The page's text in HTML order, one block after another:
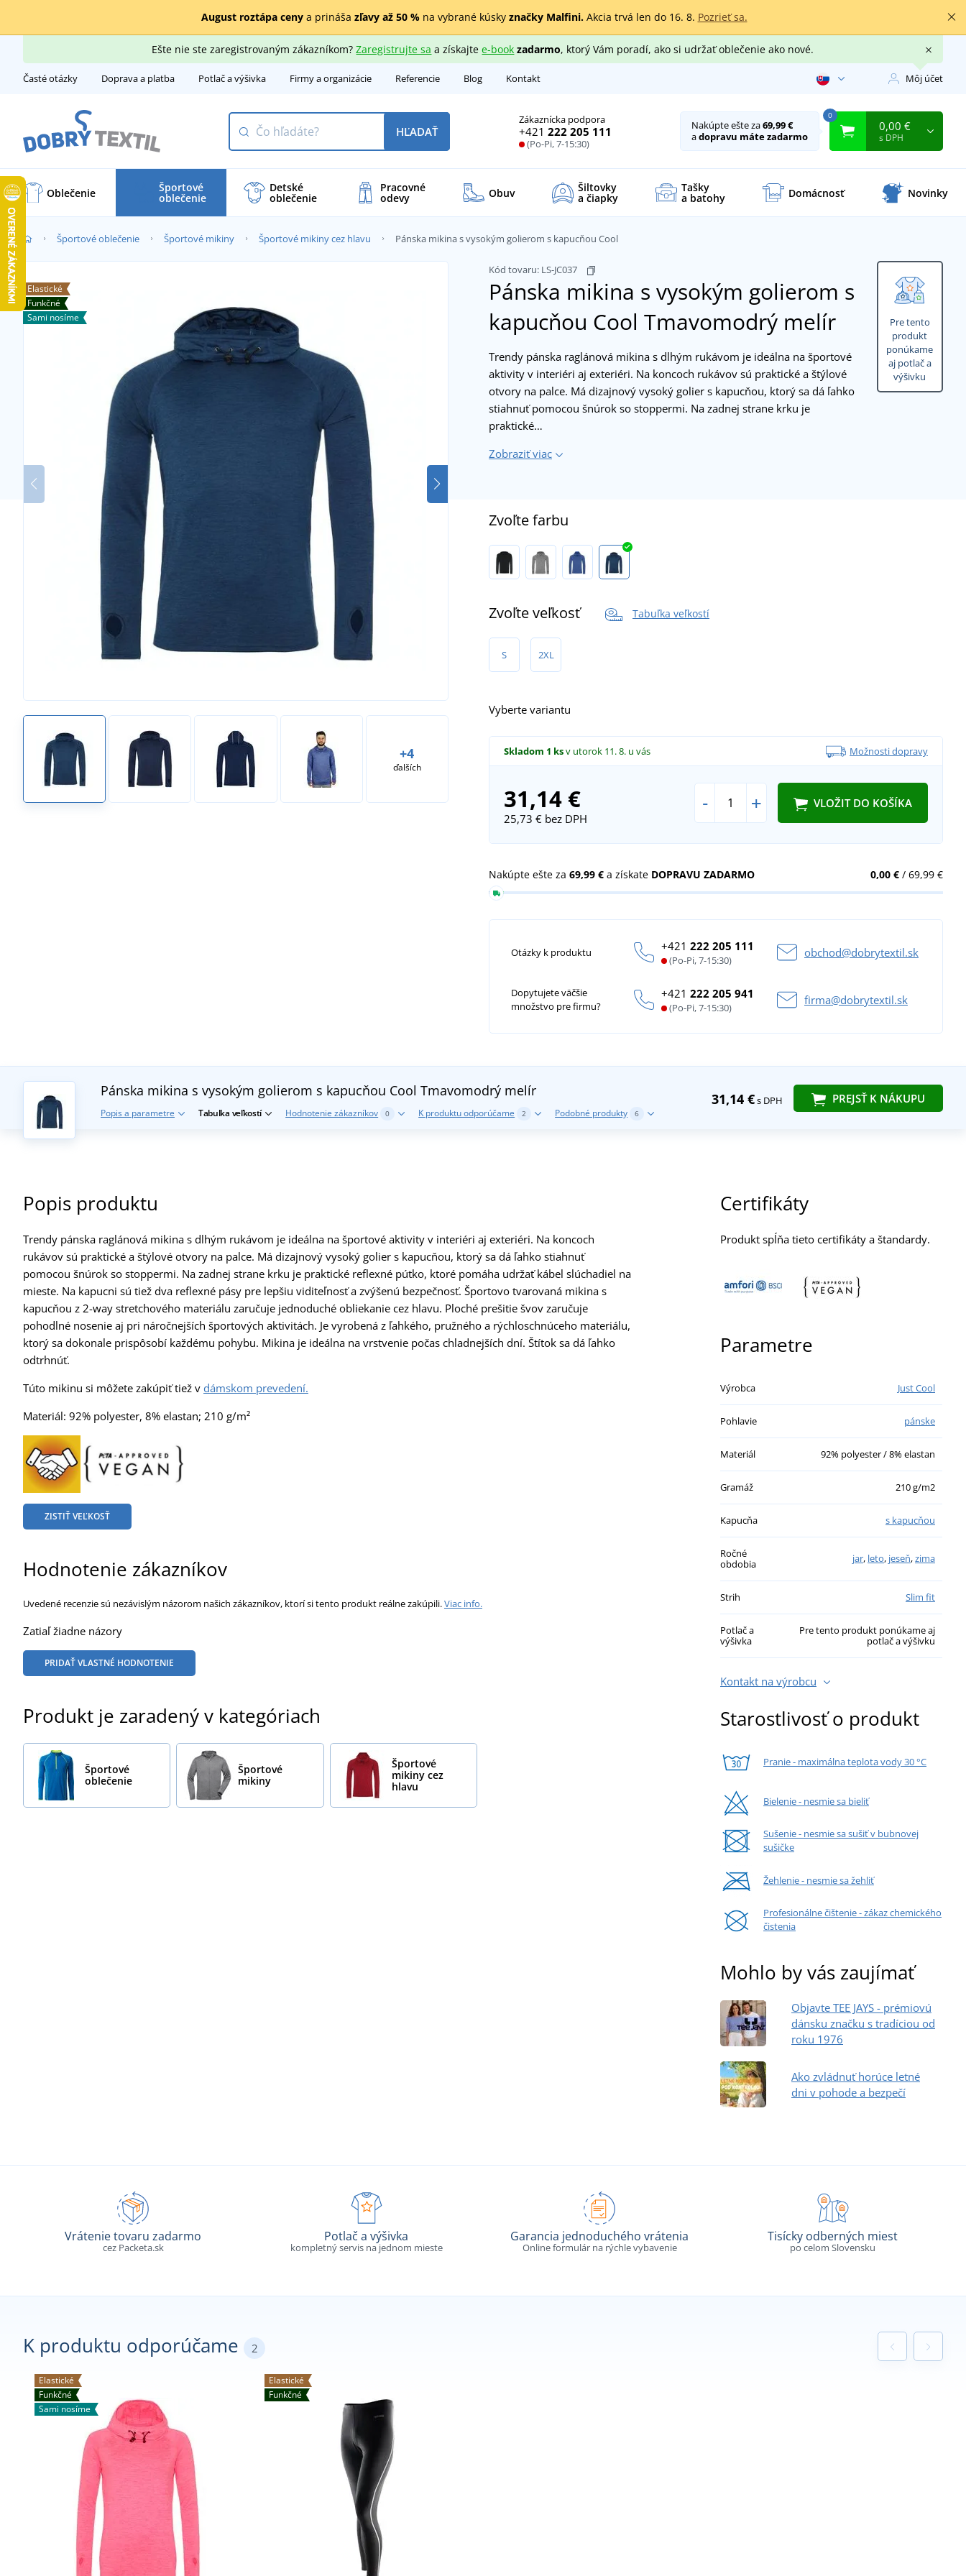
August roztápa cenya prináša zľavy až 50 %na vybrané kúsky značky Malfini.Akcia trvá len do 16. 8. Pozrieť sa.
Ešte nie ste zaregistrovaným zákazníkom?Zaregistrujte sa a získajtee-book zadarmo, ktorý Vám poradí, ako si udržať oblečenie ako nové.
Časté otázky Doprava a platba Potlač a výšivka Firmy a organizácie Referencie Blog Kontakt Môj účet
Zákaznícka podpora
+421 222 205 111
(Po-Pi, 7-15:30)
HĽADAŤ Nakúpte ešte za69,99 €
adopravu máte zadarmo
0
0,00 €
s DPH
Oblečenie Športové
oblečenie
Detské
oblečenie
Pracovné
odevy Obuv Šiltovky
a čiapky
Tašky
a batohy Domácnosť Novinky
Športové oblečenie Športové mikiny Športové mikiny cez hlavu Pánska mikina s vysokým golierom s kapucňou Cool
Pre tento
produkt
ponúkame
aj potlač a
výšivku
Kód tovaru: LS-JC037
Pánska mikina s vysokým golierom s
kapucňou Cool Tmavomodrý melír
+4
ďalších
Elastické
Funkčné
Sami nosíme
Trendy pánska raglánová mikina s dlhým rukávom je ideálna na športové
aktivity v interiéri aj exteriéri. Na koncoch rukávov sú praktické a štýlové
otvory na palce. Má dizajnový vysoký golier s kapucňou, ktorý sa dá ľahko
stiahnuť pomocou šnúrok so stoppermi. Na zadnej strane krku je
praktické…
Zobraziť viac
Zvoľte farbu
Zvoľte veľkosť Tabuľka veľkostí
S 2XL
Vyberte variantu
Skladom 1 ksv utorok 11. 8. u vás Možnosti dopravy
31,14 €
25,73 €bez DPH
- + VLOŽIT DO KOŠÍKA
0,00 €/ 69,99 €
Nakúpte ešte za 69,99 € a získate DOPRAVU ZADARMO
Otázky k produktu +421222 205 111
(Po-Pi, 7-15:30)
obchod@dobrytextil.sk
Dopytujete väčšie
množstvo pre firmu?
+421222 205 941
(Po-Pi, 7-15:30)
firma@dobrytextil.sk
31,14 €s DPH PREJSŤ K NÁKUPU
Pánska mikina s vysokým golierom s kapucňou Cool Tmavomodrý melír
Popis a parametre Tabuľka veľkostí Hodnotenie zákazníkov 0 K produktu odporúčame 2 Podobné produkty 6
Popis produktu
Trendy pánska raglánová mikina s dlhým rukávom je ideálna na športové aktivity v interiéri aj exteriéri. Na koncoch
rukávov sú praktické a štýlové otvory na palce. Má dizajnový vysoký golier s kapucňou, ktorý sa dá ľahko stiahnuť
pomocou šnúrok so stoppermi. Na zadnej strane krku je praktické reflexné pútko, ktoré pomáha udržať kábel slúchadiel na
mieste. Na kapucni sú tiež dva reflexné pásy pre lepšiu viditeľnosť a zvýšenú bezpečnosť. Športovo tvarovaná mikina s
kapucňou z 2-way stretchového materiálu zaručuje jednoduché obliekanie cez hlavu. Ploché prešitie švov zaručuje
pohodlné nosenie aj pri náročnejších športových aktivitách. Je vyrobená z ľahkého, pružného a rýchloschnúceho materiálu,
ktorý sa dokonale prispôsobí každému pohybu. Mikina je ideálna na vrstvenie počas chladnejších dní. Štítok sa dá ľahko
odtrhnúť.
Túto mikinu si môžete zakúpiť tiež v dámskom prevedení.
Materiál: 92% polyester, 8% elastan; 210 g/m²
ZISTIŤ VEĽKOSŤ
Hodnotenie zákazníkov
Uvedené recenzie sú nezávislým názorom našich zákazníkov, ktorí si tento produkt reálne zakúpili.Viac info.
Zatiaľ žiadne názory
PRIDAŤ VLASTNÉ HODNOTENIE
Produkt je zaradený v kategóriach
Športové
oblečenie
Športové
mikiny
Športové
mikiny cez
hlavu
Certifikáty
Produkt spĺňa tieto certifikáty a štandardy.
Parametre
Výrobca Just Cool
Pohlavie pánske
Materiál 92% polyester / 8% elastan
Gramáž 210 g/m2
Kapucňa s kapucňou
Ročné
obdobia
jar, leto, jeseň,zima
Strih Slim fit
Potlač a
výšivka
Pre tento produkt ponúkame aj
potlač a výšivku
Kontakt na výrobcu
Starostlivosť o produkt
Pranie - maximálna teplota vody 30 °C
Bielenie - nesmie sa bieliť
Sušenie - nesmie sa sušiť v bubnovej
sušičke
Žehlenie - nesmie sa žehliť
Profesionálne čištenie - zákaz chemického
čistenia
Mohlo by vás zaujímať
Objavte TEE JAYS - prémiovú
dánsku značku s tradíciou od
roku 1976
Ako zvládnuť horúce letné
dni v pohode a bezpečí
Vrátenie tovaru zadarmo
cez Packeta.sk
Potlač a výšivka
kompletný servis na jednom mieste
Garancia jednoduchého vrátenia
Online formulár na rýchle vybavenie
Tisícky odberných miest
po celom Slovensku
K produktu odporúčame 2
Elastické
Funkčné
Sami nosíme
Elastické
Funkčné